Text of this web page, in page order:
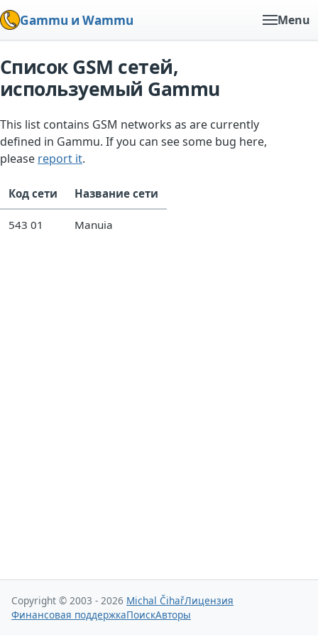
Gammu и Wammu Menu
Список GSM сетей,
используемый Gammu
This list contains GSM networks as are currently
defined in Gammu. If you can see some bug here,
please report it.
Код сети Название сети
543 01 Manuia
Copyright © 2003 - 2026 Michal ČihařЛицензия
Финансовая поддержкаПоискАвторы